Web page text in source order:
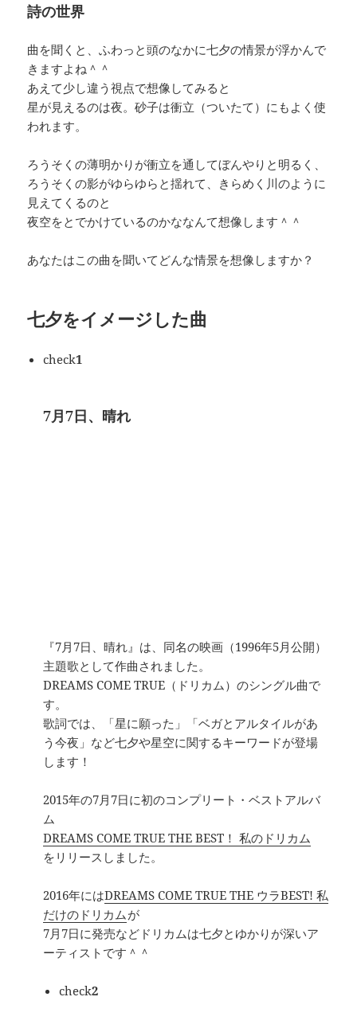
詩の世界
曲を聞くと、ふわっと頭のなかに七夕の情景が浮かんで
きますよね＾＾
あえて少し違う視点で想像してみると
星が見えるのは夜。砂子は衝立（ついたて）にもよく使
われます。
ろうそくの薄明かりが衝立を通してぼんやりと明るく、
ろうそくの影がゆらゆらと揺れて、きらめく川のように
見えてくるのと
夜空をとでかけているのかななんて想像します＾＾
あなたはこの曲を聞いてどんな情景を想像しますか？
七夕をイメージした曲
check1
7月7日、晴れ
『7月7日、晴れ』は、同名の映画（1996年5月公開）
主題歌として作曲されました。
DREAMS COME TRUE（ドリカム）のシングル曲で
す。
歌詞では、「星に願った」「ベガとアルタイルがあ
う今夜」など七夕や星空に関するキーワードが登場
します！
2015年の7月7日に初のコンプリート・ベストアルバ
ム
DREAMS COME TRUE THE BEST！ 私のドリカム
をリリースしました。
2016年にはDREAMS COME TRUE THE ウラBEST! 私
だけのドリカム が
7月7日に発売などドリカムは七夕とゆかりが深いア
ーティストです＾＾
check2